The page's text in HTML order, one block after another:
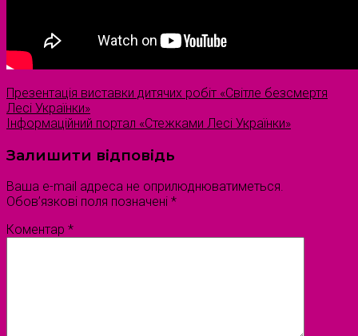
Презентація виставки дитячих робіт «Світле безсмертя
Лесі Українки»
Інформаційний портал «Стежками Лесі Українки»
Залишити відповідь
Ваша e-mail адреса не оприлюднюватиметься.
Обов’язкові поля позначені *
Коментар *